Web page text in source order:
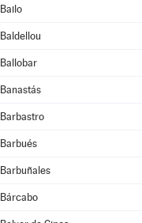
Bailo
Baldellou
Ballobar
Banastás
Barbastro
Barbués
Barbuñales
Bárcabo